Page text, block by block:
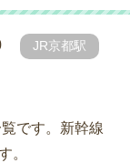
JR京都駅
です。新幹線
。